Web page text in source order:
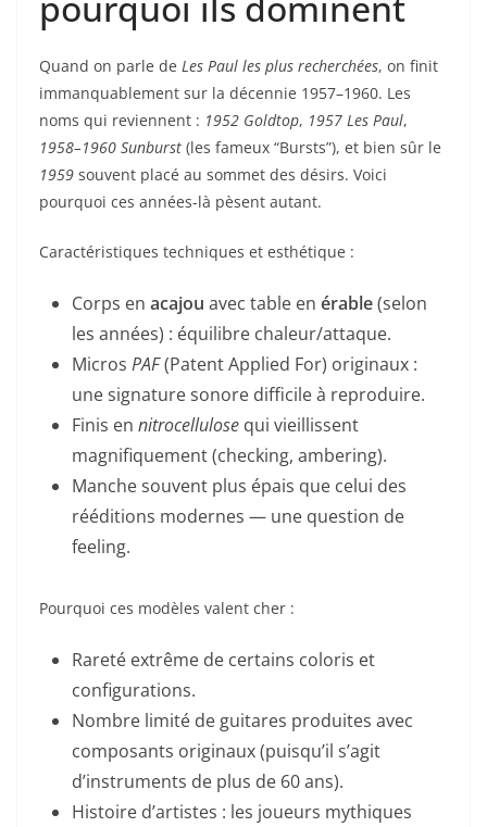
Quand on parle de Les Paul les plus recherchées, on finit
immanquablement sur la décennie 1957–1960. Les
noms qui reviennent : 1952 Goldtop, 1957 Les Paul,
1958–1960 Sunburst (les fameux “Bursts”), et bien sûr le
1959 souvent placé au sommet des désirs. Voici
pourquoi ces années-là pèsent autant.
Caractéristiques techniques et esthétique :
Corps en acajou avec table en érable(selon
les années) : équilibre chaleur/attaque.
Micros PAF(Patent Applied For) originaux :
une signature sonore difficile à reproduire.
Finis en nitrocellulose qui vieillissent
magnifiquement (checking, ambering).
Manche souvent plus épais que celui des
rééditions modernes — une question de
feeling.
Pourquoi ces modèles valent cher :
Rareté extrême de certains coloris et
configurations.
Nombre limité de guitares produites avec
composants originaux (puisqu’il s’agit
d’instruments de plus de 60 ans).
Histoire d’artistes : les joueurs mythiques